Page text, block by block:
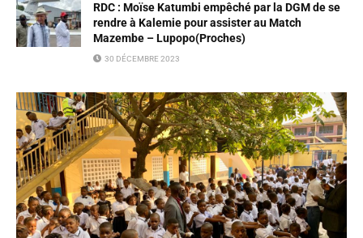
RDC : Moïse Katumbi empêché par la DGM de se
rendre à Kalemie pour assister au Match
Mazembe – Lupopo(Proches)
30 DÉCEMBRE 2023